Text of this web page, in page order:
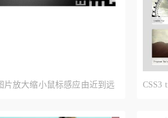
片放大缩小鼠标感应由近到远 CSS3